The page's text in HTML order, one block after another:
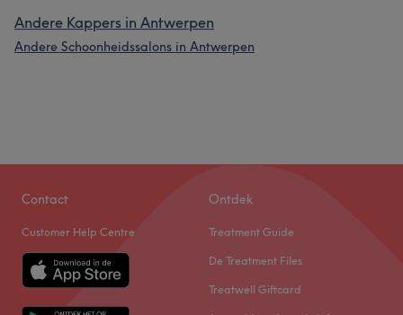
Andere Kappers in Antwerpen
Andere Schoonheidssalons in Antwerpen
Contact
Customer Help Centre
Ontdek
Treatment Guide
De Treatment Files
Treatwell Giftcard